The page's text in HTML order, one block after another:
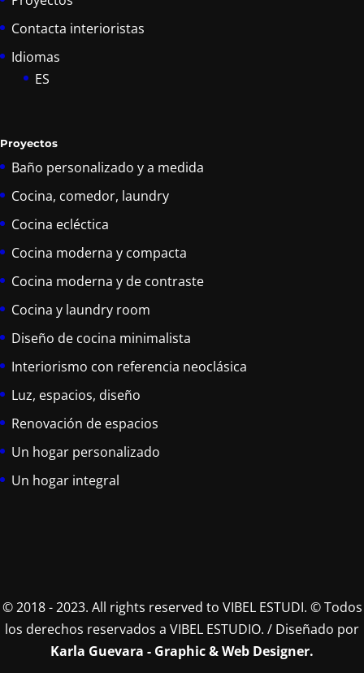
Contacta interioristas
Idiomas
ES
Proyectos
Baño personalizado y a medida
Cocina, comedor, laundry
Cocina ecléctica
Cocina moderna y compacta
Cocina moderna y de contraste
Cocina y laundry room
Diseño de cocina minimalista
Interiorismo con referencia neoclásica
Luz, espacios, diseño
Renovación de espacios
Un hogar personalizado
Un hogar integral
© 2018 - 2023. All rights reserved to VIBEL ESTUDI. © Todos
los derechos reservados a VIBEL ESTUDIO. / Diseñado por
Karla Guevara - Graphic & Web Designer.